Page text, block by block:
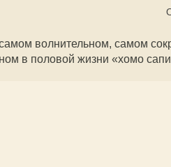
волнительном, самом
в половой жизни «хомо